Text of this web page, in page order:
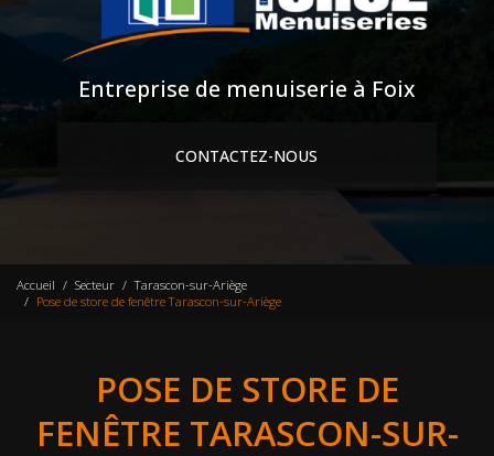
Entreprise de menuiserie à Foix
CONTACTEZ-NOUS
Accueil Secteur
Tarascon-sur-Ariège
Pose de store de fenêtre Tarascon-sur-Ariège
POSE DE STORE DE
FENÊTRE TARASCON-SUR-